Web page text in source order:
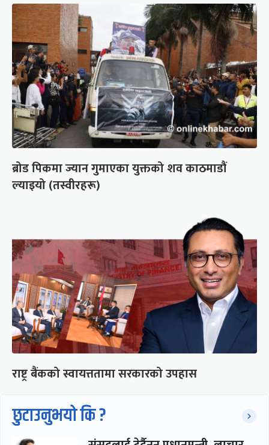
ब्रोड पिकमा ज्यान गुमाएका युक्तको शव काठमाडौं
ल्याइयो (तस्वीरहरू)
राष्ट्र बैंकको स्वायत्ततामा सरकारको उपहास
छुटाउनुभयो कि ?